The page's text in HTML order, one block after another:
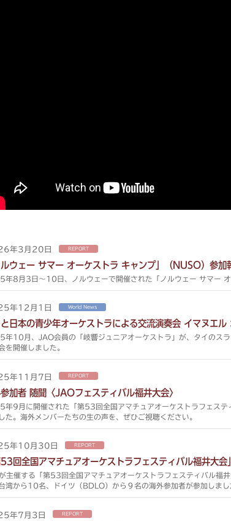
年3月20日 REPORT
「ノルウェー サマー オーケストラ キャンプ」（NUSO）参加
8月3日～10日、ノルウェーで開催された「ノルウェー サマー
年12月1日 World News
と日本の青少年オーケストラによる交流演奏会 イマヌエ
10月、JAO会員の「岐響ジュニアオーケストラ」が、タイのス
を開催しました。
年11月7日 REPORT
参加者 随聞〈JAOフェスティバル福井大会〉
9月に開催された「第53回全国アマチュアオーケストラフェステ
た。海外メンバーたちの生の声を、ぜひご視聴ください。
年10月30日 REPORT
「第53回全国アマチュアオーケストラフェスティバル福井大
が主催する「第53回全国アマチュアオーケストラフェスティバル福
湾から10名、ドイツ（BDLO）から９名の海外参加者が参加しまし
年7月3日 REPORT